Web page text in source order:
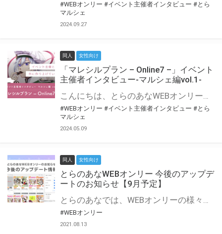
#WEBオンリー #イベント主催者インタビュー #とら
マルシェ
2024.09.27
同人 女性向け
「マレシルプラン – Online7 –」イベント
主催者インタビュー-マルシェ編vol.1-
こんにちは、とらのあなWEBオンリー運営スタッフです。 新たにお届けする、イベント主催者インタビュー-マルシェ編-は、 とらのあなWEBオンリー「マルシェ」をご利用した主催様に 「マルシェ」を使って開催した感想や心がけをお聞きする企画です。 今回は、WEBオンリー開催7回目迎えた「マレシルプラン – Online7 –」より、 主催の玉川うた様にお話を伺いました。 ▼マレシルプランのインタビュー前回記事 「イベント主催者インタビュー vol.6」はこちら 協力：玉川うた様（マレシルプラン実行委員会 代表）／イベント公式Twitter（@mallesil_plan） とらのあなWEBオンリー「マルシェ」とは？ WEBオンリーでリアルタイムでコミュニケーションがとれるオンライン会場です。
#WEBオンリー #イベント主催者インタビュー #とら
マルシェ
2024.05.09
同人 女性向け
とらのあなWEBオンリー 今後のアップデ
ートのお知らせ【9月予定】
とらのあなでは、WEBオンリーの様々な支援を実施しています。 今回は2021年9月に実装を予定しているアップデート情報についてご紹介いたします。 とらのあなWEBオンリーサイトはこちら
#WEBオンリー
2021.08.13